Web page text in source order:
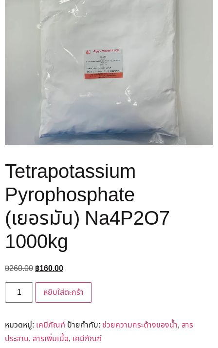
Tetrapotassium
Pyrophosphate
(เยอรมัน) Na4P2O7
1000kg
฿260.00฿160.00
หยิบใส่ตะกร้า
หมวดหมู่: เคมีภัณฑ์ ป้ายกำกับ: ช่วยความกระด้างของน้ำ, สาร
ประสาน, สารเพิ่มเนื้อ, เคมีภัณฑ์